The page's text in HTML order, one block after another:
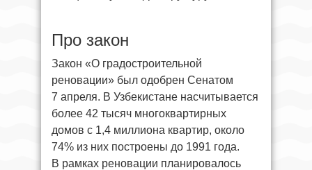
Про закон
Закон «О градостроительной
реновации» был одобрен Сенатом
7 апреля. В Узбекистане насчитывается
более 42 тысяч многоквартирных
домов с 1,4 миллиона квартир, около
74% из них построены до 1991 года.
В рамках реновации планировалось